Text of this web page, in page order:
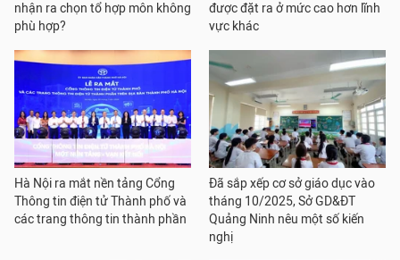
nhận ra chọn tổ hợp môn không
phù hợp?
được đặt ra ở mức cao hơn lĩnh
vực khác
Hà Nội ra mắt nền tảng Cổng
Thông tin điện tử Thành phố và
các trang thông tin thành phần
Đã sắp xếp cơ sở giáo dục vào
tháng 10/2025, Sở GD&ĐT
Quảng Ninh nêu một số kiến
nghị